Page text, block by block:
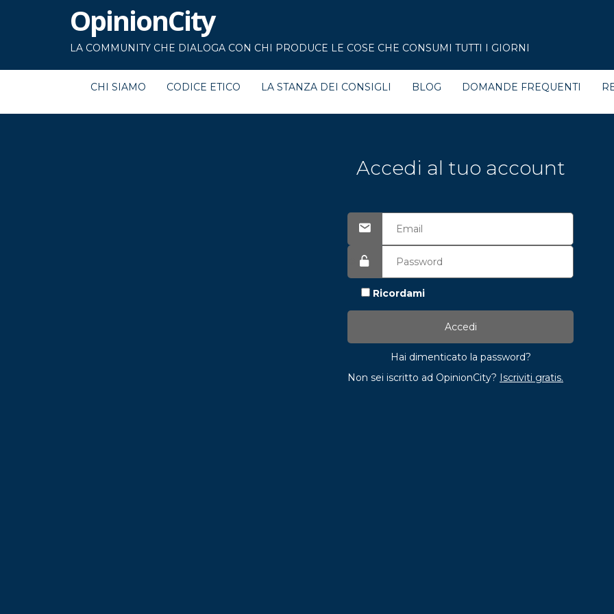
OpinionCity
LA COMMUNITY CHE DIALOGA CON CHI PRODUCE LE COSE CHE CONSUMI TUTTI I GIORNI
CHI SIAMO CODICE ETICO LA STANZA DEI CONSIGLI BLOG DOMANDE FREQUENTI
Accedi al tuo account
Ricordami
Hai dimenticato la password?
Non sei iscritto ad OpinionCity? Iscriviti gratis.